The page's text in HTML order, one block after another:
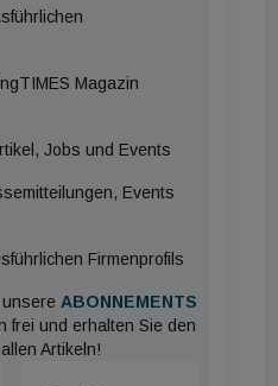
da schließlich noch die
auf der
erstmals
wollen, was
verkompliziert. Vielleicht
hat. Womöglich
Vertriebsstrategie neu
Klimaanlagen,
im Fernsehen
Magazin
Jobs und Events
Events
Firmenprofils
ABONNEMENTS
frei und erhalten Sie den
Artikeln!